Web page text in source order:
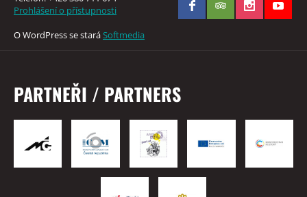
Prohlášení o přístupnosti
O WordPress se staráSoftmedia
PARTNEŘI / PARTNERS